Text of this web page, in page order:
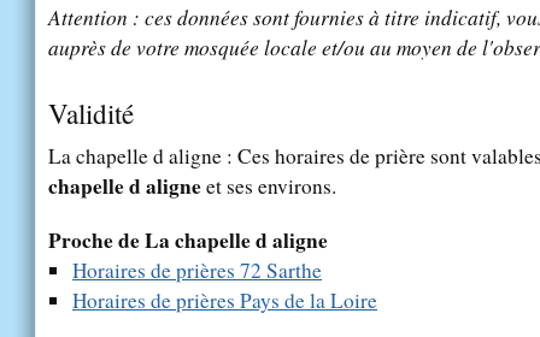
Attention : ces données sont fournies à titre indicatif,
auprès de votre mosquée locale et/ou au moyen de
Validité
La chapelle d aligne : Ces horaires de prière sont
chapelle d aligneet ses environs.
Proche de La chapelle d aligne
Horaires de prières 72 Sarthe
Horaires de prières Pays de la Loire